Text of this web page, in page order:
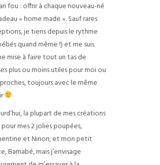
fou : offrir à chaque nouveau-né
« home made ». Sauf rares
je tiens depuis le rythme
quand même !) et me suis
mise à faire tout un tas de
plus ou moins utiles pour moi ou
toujours avec le même
la plupart de mes créations
mes 2 jolies poupées,
et Ninon, et mon petit
Barnabé, mais j’envisage